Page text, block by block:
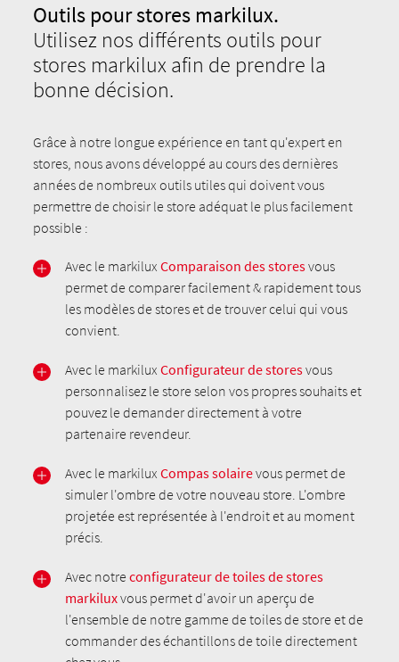
Outils pour stores markilux.
Utilisez nos différents outils pour
stores markilux afin de prendre la
bonne décision.
Grâce à notre longue expérience en tant qu'expert en
stores, nous avons développé au cours des dernières
années de nombreux outils utiles qui doivent vous
permettre de choisir le store adéquat le plus facilement
possible :
Avec le markiluxComparaison des storesvous
permet de comparer facilement & rapidement tous
les modèles de stores et de trouver celui qui vous
convient.
Avec le markiluxConfigurateur de storesvous
personnalisez le store selon vos propres souhaits et
pouvez le demander directement à votre
partenaire revendeur.
Avec le markiluxCompas solairevous permet de
simuler l'ombre de votre nouveau store. L'ombre
projetée est représentée à l'endroit et au moment
précis.
Avec notreconfigurateur de toiles de stores
markiluxvous permet d'avoir un aperçu de
l'ensemble de notre gamme de toiles de store et de
commander des échantillons de toile directement